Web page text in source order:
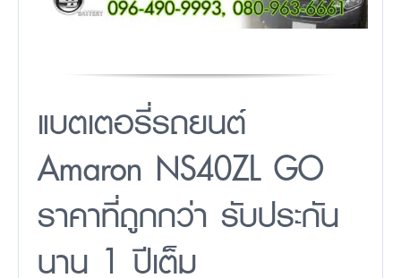
แบตเตอรี่รถยนต์
Amaron NS40ZL GO
ราคาที่ถูกกว่า รับประกัน
นาน 1 ปีเต็ม